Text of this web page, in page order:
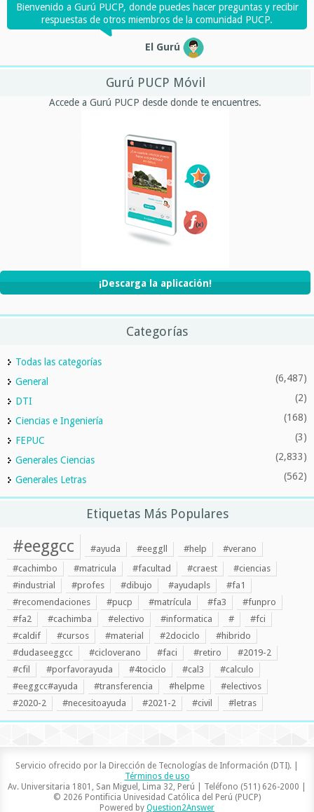
Bienvenido a Gurú PUCP, donde puedes hacer preguntas y recibir
respuestas de otros miembros de la comunidad PUCP.
El Gurú
Gurú PUCP Móvil
Accede a Gurú PUCP desde donde te encuentres.
¡Descarga la aplicación!
Categorías
Todas las categorías
General
(6,487)
DTI (2)
Ciencias e Ingeniería (168)
FEPUC (3)
Generales Ciencias (2,833)
Generales Letras (562)
Etiquetas Más Populares
#eeggcc #ayuda #eeggll #help
#verano
#cachimbo
#matricula #facultad #craest
#ciencias
#industrial
#profes #dibujo #ayudapls
#fa1
#recomendaciones
#pucp #matrícula #fa3
#funpro
#fa2
#cachimba #electivo #informatica #
#fci
#caldif
#cursos #material #2dociclo
#hibrido
#dudaseeggcc
#cicloverano #faci #retiro
#2019-2
#cfil
#porfavorayuda #4tociclo #cal3
#calculo
#eeggcc#ayuda
#transferencia #helpme
#electivos
#2020-2
#necesitoayuda #2021-2 #civil #letras
Servicio ofrecido por la Dirección de Tecnologías de Información (DTI). |
Términos de uso
Av. Universitaria 1801, San Miguel, Lima 32, Perú | Teléfono (511) 626-2000 |
© 2026 Pontificia Univesidad Católica del Perú (PUCP)
Powered by Question2Answer